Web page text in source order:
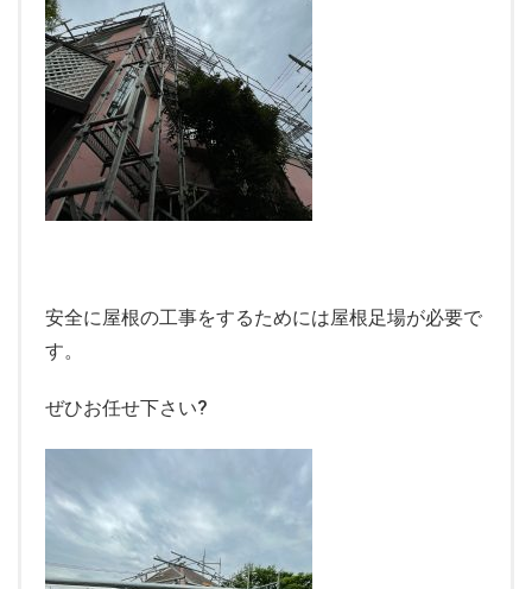
安全に屋根の工事をするためには屋根足場が必要で
す。
ぜひお任せ下さい?